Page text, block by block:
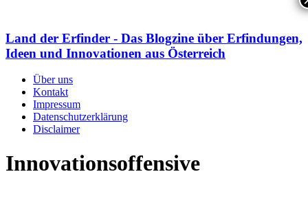
Land der Erfinder - Das Blogzine über Erfindungen,
Ideen und Innovationen aus Österreich
Über uns
Kontakt
Impressum
Datenschutzerklärung
Disclaimer
Innovationsoffensive